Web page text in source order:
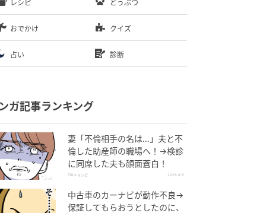
レシピ どうぶつ
おでかけ クイズ
占い 診断
ガ記事ランキング
妻「不倫相手の名は…」夫と不
倫した助産師の職場へ！→検診
に同席した夫も顔面蒼白！
TRILLマンガ 2026.8.6
中古車のカーナビが動作不良→
保証してもらおうとしたのに、